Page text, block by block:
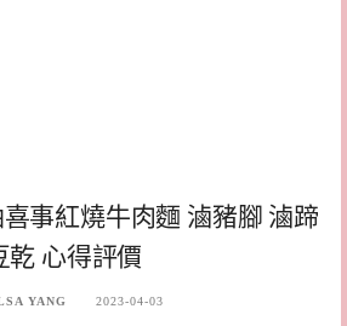
事紅燒牛肉麵 滷豬腳 滷蹄
乾 心得評價
YANG 2023-04-03